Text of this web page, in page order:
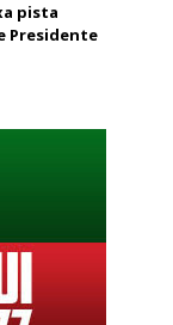
pista
Presidente